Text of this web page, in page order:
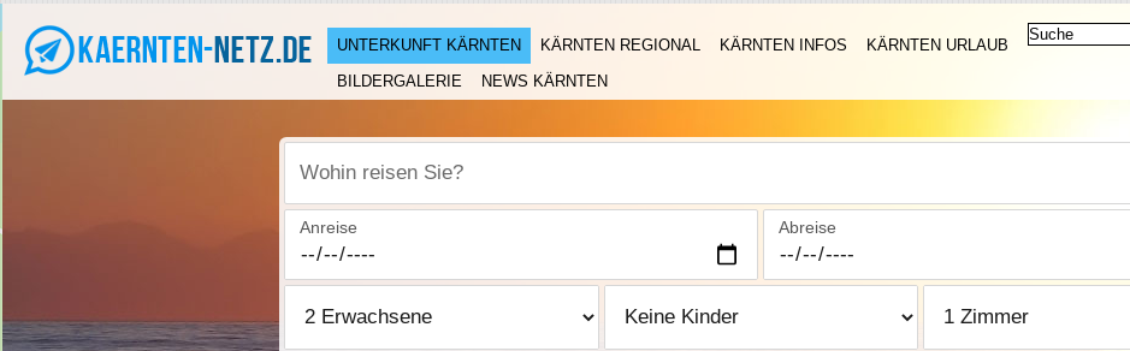
UNTERKUNFT KÄRNTEN KÄRNTEN REGIONAL KÄRNTEN INFOS
KÄRNTEN URLAUB
BILDERGALERIE
NEWS KÄRNTEN
Wohin reisen Sie?
Anreise Abreise